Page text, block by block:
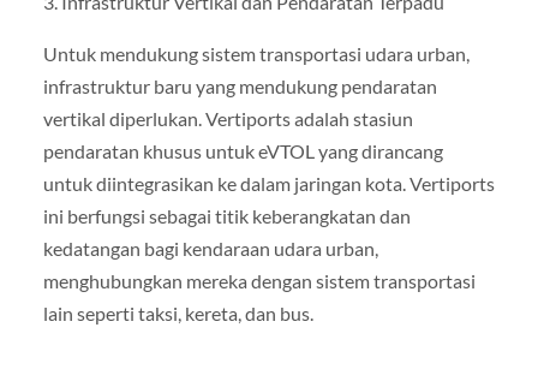
Untuk mendukung sistem transportasi udara urban,
infrastruktur baru yang mendukung pendaratan
vertikal diperlukan. Vertiports adalah stasiun
pendaratan khusus untuk eVTOL yang dirancang
untuk diintegrasikan ke dalam jaringan kota. Vertiports
ini berfungsi sebagai titik keberangkatan dan
kedatangan bagi kendaraan udara urban,
menghubungkan mereka dengan sistem transportasi
lain seperti taksi, kereta, dan bus.